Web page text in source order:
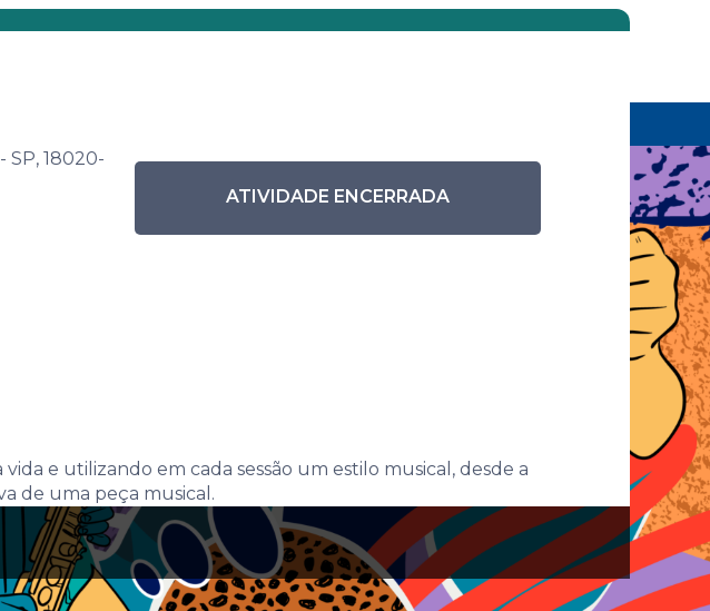
conexões da escola com o mundo
da
SP, 18020-
ATIVIDADE ENCERRADA
e utilizando em cada sessão um estilo musical, desde a
de uma peça musical.